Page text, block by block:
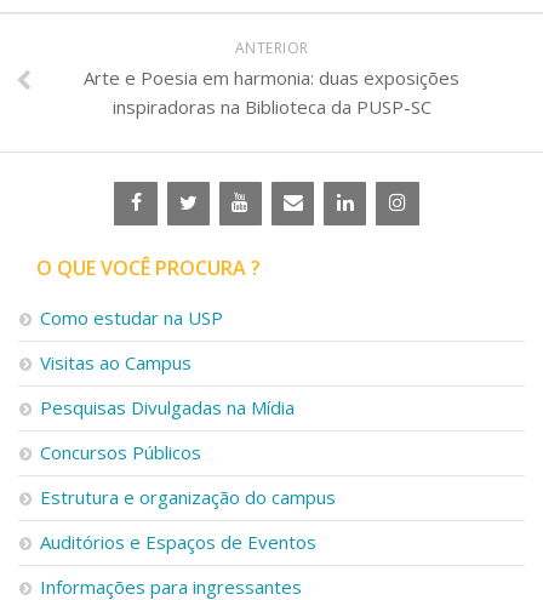
ANTERIOR
Arte e Poesia em harmonia: duas exposições
inspiradoras na Biblioteca da PUSP-SC
O QUE VOCÊ PROCURA ?
Como estudar na USP
Visitas ao Campus
Pesquisas Divulgadas na Mídia
Concursos Públicos
Estrutura e organização do campus
Auditórios e Espaços de Eventos
Informações para ingressantes